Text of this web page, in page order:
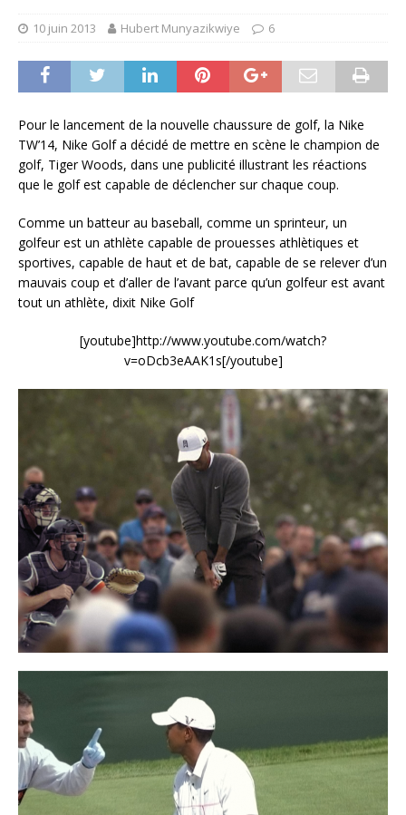
10 juin 2013 Hubert Munyazikwiye 6
Pour le lancement de la nouvelle chaussure de golf, la Nike
TW’14, Nike Golf a décidé de mettre en scène le champion de
golf, Tiger Woods, dans une publicité illustrant les réactions
que le golf est capable de déclencher sur chaque coup.
Comme un batteur au baseball, comme un sprinteur, un
golfeur est un athlète capable de prouesses athlètiques et
sportives, capable de haut et de bat, capable de se relever d’un
mauvais coup et d’aller de l’avant parce qu’un golfeur est avant
tout un athlète, dixit Nike Golf
[youtube]http://www.youtube.com/watch?
v=oDcb3eAAK1s[/youtube]